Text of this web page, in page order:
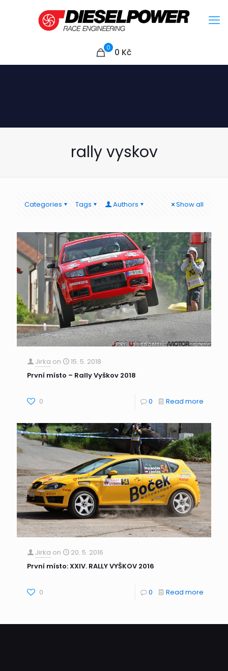
0 0 Kč
rally vyskov
Categories Tags Authors Show all
Jirka on
15. 5. 2018
První místo – Rally Vyškov 2018
0 0 Read more
Jirka on
20. 5. 2016
První místo: XXIV. RALLY VYŠKOV 2016
0 0 Read more